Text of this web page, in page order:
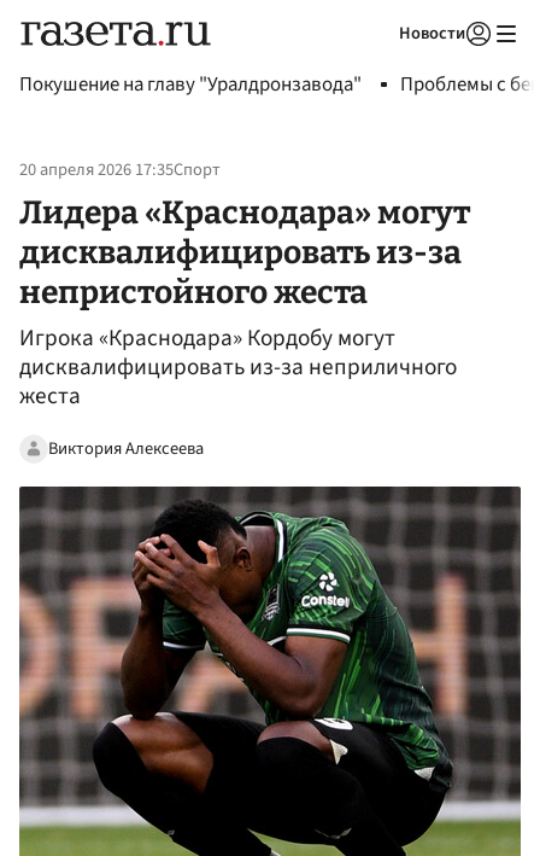
Новости
Покушение на главу "Уралдронзавода" Проблемы с
20 апреля 2026 17:35Спорт
Лидера «Краснодара» могут
дисквалифицировать из-за
непристойного жеста
Игрока «Краснодара» Кордобу могут
дисквалифицировать из-за неприличного
жеста
Виктория Алексеева